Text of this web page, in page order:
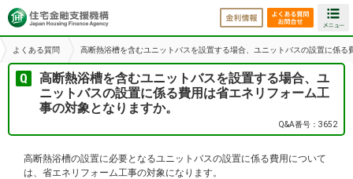
金利情報 よくあ
よくある質問 高断熱浴槽を含むユニットバスを設置する場合、ユニットバスの設置に係
高断熱浴槽を含むユニットバスを設置する場合、ユ
ニットバスの設置に係る費用は省エネリフォーム工
事の対象となりますか。
Q&A番号：3652
高断熱浴槽の設置に必要となるユニットバスの設置に係る費用について
は、省エネリフォーム工事の対象になります。